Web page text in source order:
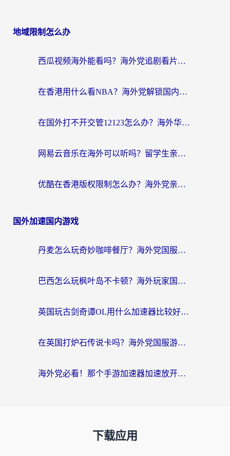
地域限制怎么办
西瓜视频海外能看吗？海外党追剧看片的终极解决方案来了
在香港用什么看NBA？海外党解锁国内体育直播的终极攻略
在国外打不开交管12123怎么办？海外华人必看的回国加速全攻略
网易云音乐在海外可以听吗？留学生亲测有效的回国加速方案
优酷在香港版权限制怎么办？海外党亲测有效的追剧加速方案
国外加速国内游戏
丹麦怎么玩奇妙咖啡餐厅？海外党国服游戏加速全攻略（附灌篮高手元气骑士实测）
巴西怎么玩枫叶岛不卡顿？海外玩家国服游戏加速器终极指南（含战双野兽领主提速秘籍）
英国玩古剑奇谭OL用什么加速器比较好？留学生亲测有效的国服游戏加速指南
在英国打炉石传说卡吗？海外党国服游戏不卡顿的终极指南
海外党必看！那个手游加速器加速放开那三国3最好？一篇解决国服游戏卡顿难题
下载应用